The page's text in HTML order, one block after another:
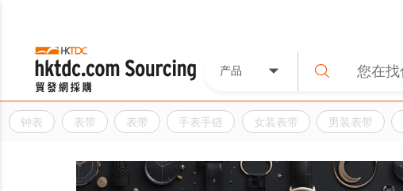
产品
钟表 表带 表带 手表手链 女装表带 男装表带